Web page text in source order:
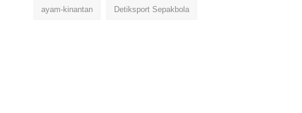
ayam-kinantan Detiksport Sepakbola